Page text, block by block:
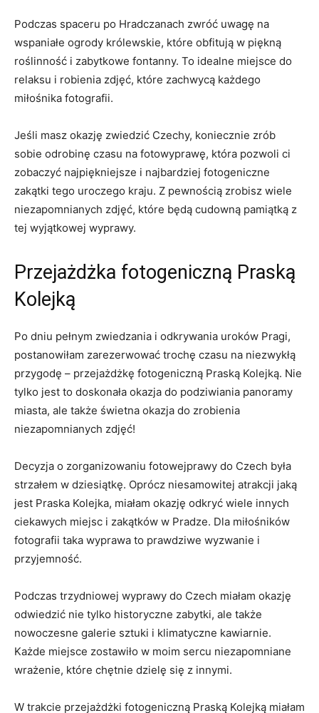
Podczas spaceru ⁣po⁢ Hradczanach zwróć uwagę na
wspaniałe ogrody królewskie,‌ które obfitują‍ w piękną
roślinność i⁢ zabytkowe fontanny. To idealne miejsce do
relaksu i robienia zdjęć, ‌które zachwycą każdego
miłośnika‌ fotografii.
Jeśli ⁣masz okazję zwiedzić Czechy, koniecznie zrób
‍sobie ‍odrobinę czasu na​ fotowyprawę, która pozwoli ⁣ci⁤
zobaczyć najpiękniejsze i najbardziej fotogeniczne
zakątki tego uroczego kraju. Z pewnością zrobisz wiele
niezapomnianych zdjęć, które będą cudowną pamiątką z
tej ⁣wyjątkowej​ wyprawy.
Przejażdżka fotogeniczną Praską
Kolejką
Po dniu pełnym⁣ zwiedzania ⁣i‌ odkrywania uroków ⁤Pragi,
postanowiłam⁢ zarezerwować ⁢trochę czasu na niezwykłą‌
przygodę‌ – przejażdżkę fotogeniczną⁤ Praską Kolejką. Nie
tylko jest to doskonała⁢ okazja do ‌podziwiania panoramy
miasta, ​ale także świetna‌ okazja do ⁢zrobienia
niezapomnianych ⁤zdjęć!
Decyzja​ o zorganizowaniu fotowejprawy do Czech była‍
strzałem ​w⁢ dziesiątkę. Oprócz niesamowitej atrakcji ⁤jaką⁣
jest Praska Kolejka, miałam okazję odkryć wiele innych
ciekawych miejsc i zakątków w Pradze. Dla⁢ miłośników
fotografii‍ taka wyprawa to prawdziwe wyzwanie​ i‌
przyjemność.
Podczas​ trzydniowej⁣ wyprawy do Czech miałam okazję
odwiedzić‍ nie tylko historyczne zabytki, ‍ale‌ także
nowoczesne galerie sztuki ​i ‍klimatyczne⁣ kawiarnie.
Każde miejsce zostawiło w ‍moim​ sercu niezapomniane
wrażenie, które chętnie dzielę ‌się⁤ z innymi.
W trakcie ‍przejażdżki fotogeniczną Praską⁢ Kolejką miałam​